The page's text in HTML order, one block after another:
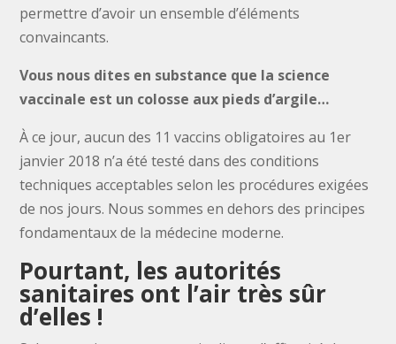
permettre d’avoir un ensemble d’éléments
convaincants.
Vous nous dites en substance que la science
vaccinale est un colosse aux pieds d’argile…
À ce jour, aucun des 11 vaccins obligatoires au 1er
janvier 2018 n’a été testé dans des conditions
techniques acceptables selon les procédures exigées
de nos jours. Nous sommes en dehors des principes
fondamentaux de la médecine moderne.
Pourtant, les autorités
sanitaires ont l’air très sûr
d’elles !